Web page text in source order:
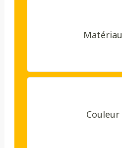
Matériau
Couleur